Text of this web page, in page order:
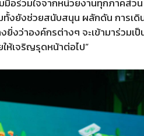
อร่วมใจจากหน่วยงานทุกภาคส่ว
งยังช่วยสนับสนุน ผลักดัน การเดิ
งว่าองค์กรต่างๆ จะเข้ามาร่วมเ
ห้เจริญรุดหน้าต่อไป”